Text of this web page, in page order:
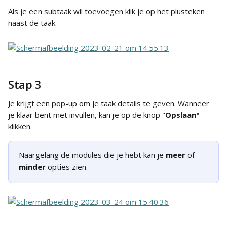
Als je een subtaak wil toevoegen klik je op het plusteken
naast de taak.
Stap 3
Je krijgt een pop-up om je taak details te geven. Wanneer
je klaar bent met invullen, kan je op de knop "Opslaan"
klikken.
Naargelang de modules die je hebt kan je meer of
minder opties zien.